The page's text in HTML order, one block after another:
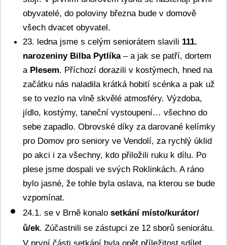
obyvatelé, do poloviny března bude v domově
všech dvacet obyvatel.
23. ledna jsme s celým seniorátem slavili 111.
narozeniny Bilba Pytlíka – a jak se patří, dortem
a Plesem. Příchozí dorazili v kostýmech, hned na
začátku nás naladila krátká hobití scénka a pak už
se to vezlo na vlně skvělé atmosféry. Výzdoba,
jídlo, kostýmy, taneční vystoupení… všechno do
sebe zapadlo. Obrovské díky za darované kelímky
pro Domov pro seniory ve Vendolí, za rychlý úklid
po akci i za všechny, kdo přiložili ruku k dílu. Po
plese jsme dospali ve svých Roklinkách. A ráno
bylo jasné, že tohle byla oslava, na kterou se bude
vzpomínat.
24.1. se v Brně konalo setkání místo/kurátor/
ů/ek. Zúčastnili se zástupci ze 12 sborů seniorátu.
V první části setkání byla opět příležitost sdílet